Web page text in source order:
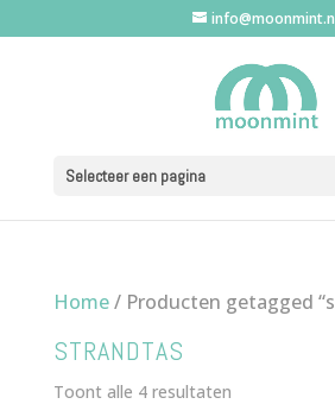
Selecteer een pagina
Home/ Producten getagged
STRANDTAS
Toont alle 4 resultatenGesorteerd